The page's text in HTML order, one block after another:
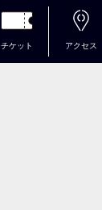
チケット アクセス